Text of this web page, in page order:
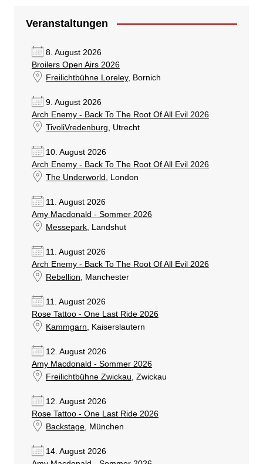
Veranstaltungen
8. August 2026
Broilers Open Airs 2026
Freilichtbühne Loreley, Bornich
9. August 2026
Arch Enemy - Back To The Root Of All Evil 2026
TivoliVredenburg , Utrecht
10. August 2026
Arch Enemy - Back To The Root Of All Evil 2026
The Underworld , London
11. August 2026
Amy Macdonald - Sommer 2026
Messepark, Landshut
11. August 2026
Arch Enemy - Back To The Root Of All Evil 2026
Rebellion , Manchester
11. August 2026
Rose Tattoo - One Last Ride 2026
Kammgarn , Kaiserslautern
12. August 2026
Amy Macdonald - Sommer 2026
Freilichtbühne Zwickau , Zwickau
12. August 2026
Rose Tattoo - One Last Ride 2026
Backstage, München
14. August 2026